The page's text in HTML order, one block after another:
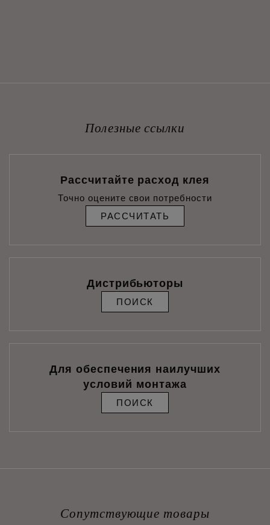
Полезные ссылки
Рассчитайте расход клея
Точно оцените свои потребности
РАССЧИТАТЬ
Дистрибьюторы
ПОИСК
Для обеспечения наилучших
условий монтажа
ПОИСК
Сопутствующие товары